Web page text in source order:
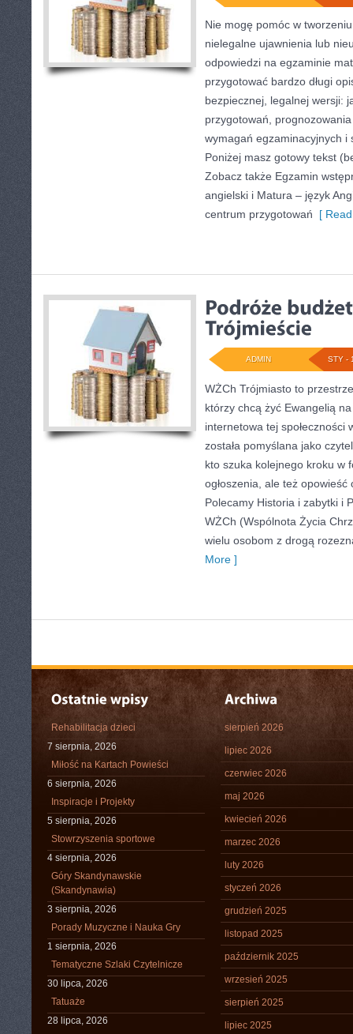
Nie mogę pomóc w
nielegalne ujawnienia lub
odpowiedzi na egzaminie
przygotować bardzo długi
bezpiecznej, legalnej wersji:
przygotowań,
wymagań egzaminacyjnych i
Poniżej masz gotowy tekst
Zobacz także Egzamin
angielski i Matura – język
centrum przygotowań [
STY -
ADMIN
WŻCh Trójmiasto to
którzy chcą żyć Ewangelią
internetowa tej społeczności
została pomyślana jako
kto szuka kolejnego kroku w
ogłoszenia, ale też
Polecamy Historia i zabytki i
WŻCh (Wspólnota Życia
wielu osobom z drogą
More ]
Rehabilitacja dzieci
7 sierpnia, 2026
Miłość na Kartach Powieści
6 sierpnia, 2026
Inspiracje i Projekty
5 sierpnia, 2026
Stowrzyszenia sportowe
4 sierpnia, 2026
Góry Skandynawskie
(Skandynawia)
3 sierpnia, 2026
Porady Muzyczne i Nauka Gry
1 sierpnia, 2026
Tematyczne Szlaki Czytelnicze
30 lipca, 2026
Tatuaże
28 lipca, 2026
sierpień 2026
lipiec 2026
czerwiec 2026
maj 2026
kwiecień 2026
marzec 2026
luty 2026
styczeń 2026
grudzień 2025
listopad 2025
październik 2025
wrzesień 2025
sierpień 2025
lipiec 2025